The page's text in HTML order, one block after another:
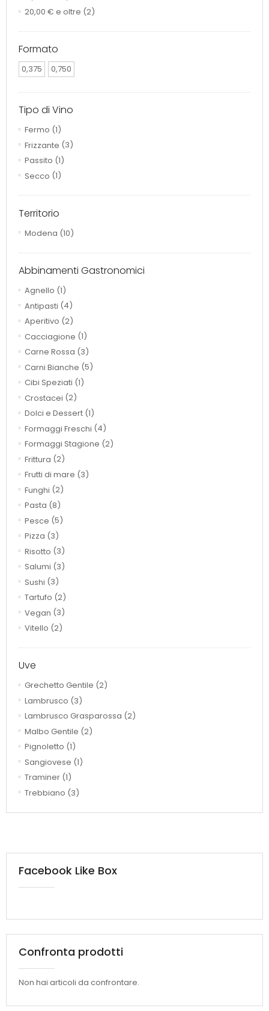
20,00 € e oltre (2)
Formato
0,375 0,750
Tipo di Vino
Fermo (1)
Frizzante (3)
Passito (1)
Secco (1)
Territorio
Modena (10)
Abbinamenti Gastronomici
Agnello (1)
Antipasti (4)
Aperitivo (2)
Cacciagione (1)
Carne Rossa (3)
Carni Bianche (5)
Cibi Speziati (1)
Crostacei (2)
Dolci e Dessert (1)
Formaggi Freschi (4)
Formaggi Stagione (2)
Frittura (2)
Frutti di mare (3)
Funghi (2)
Pasta (8)
Pesce (5)
Pizza (3)
Risotto (3)
Salumi (3)
Sushi (3)
Tartufo (2)
Vegan (3)
Vitello (2)
Uve
Grechetto Gentile (2)
Lambrusco (3)
Lambrusco Grasparossa (2)
Malbo Gentile (2)
Pignoletto (1)
Sangiovese (1)
Traminer (1)
Trebbiano (3)
Facebook Like Box
Confronta prodotti
Non hai articoli da confrontare.